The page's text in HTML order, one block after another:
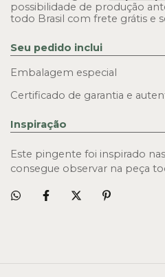
possibilidade de produção
todo Brasil com frete grátis e
Seu pedido inclui
Embalagem especial
Certificado de garantia e
Inspiração
Este pingente foi inspirado
consegue observar na peça